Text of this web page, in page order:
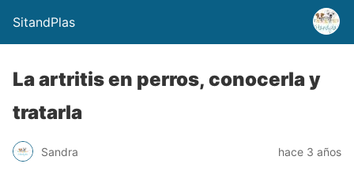
SitandPlas
La artritis en perros, conocerla y
tratarla
Sandra hace 3 años